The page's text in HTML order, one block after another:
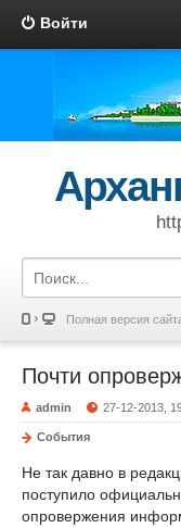
Войти
Полная версия
Почти
admin 27-12-2013,
События
Не так давно в
поступило
опровержения